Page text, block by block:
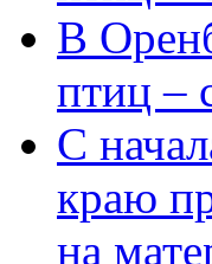
В
птиц –
С
краю
на